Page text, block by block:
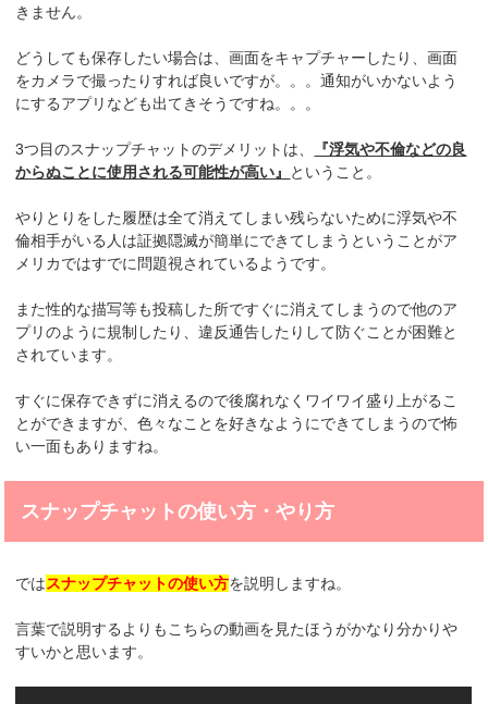
きません。
どうしても保存したい場合は、画面をキャプチャーしたり、画面
をカメラで撮ったりすれば良いですが。。。通知がいかないよう
にするアプリなども出てきそうですね。。。
3つ目のスナップチャットのデメリットは、
『浮気や不倫などの良
からぬことに使用される可能性が高い』 ということ。
やりとりをした履歴は全て消えてしまい残らないために浮気や不
倫相手がいる人は証拠隠滅が簡単にできてしまうということがア
メリカではすでに問題視されているようです。
また性的な描写等も投稿した所ですぐに消えてしまうので他のア
プリのように規制したり、違反通告したりして防ぐことが困難と
されています。
すぐに保存できずに消えるので後腐れなくワイワイ盛り上がるこ
とができますが、色々なことを好きなようにできてしまうので怖
い一面もありますね。
スナップチャットの使い方・やり方
ではスナップチャットの使い方を説明しますね。
言葉で説明するよりもこちらの動画を見たほうがかなり分かりや
すいかと思います。